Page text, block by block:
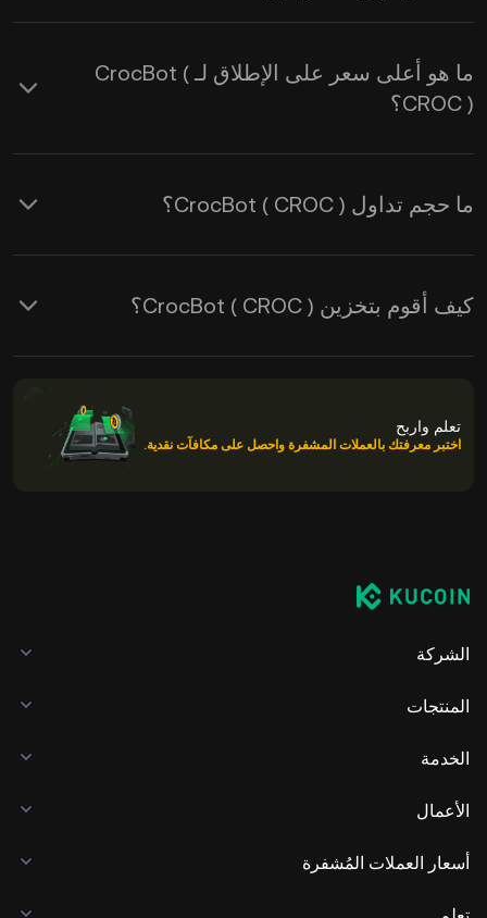
ما هو أعلى سعر على الإطلاق لـ CrocBot (
CROC )؟
ما حجم تداول CrocBot ( CROC )؟
كيف أقوم بتخزين CrocBot ( CROC )؟
تعلم واربح
اختبر معرفتك بالعملات المشفرة واحصل على مكافآت نقدية.
الشركة
المنتجات
الخدمة
الأعمال
أسعار العملات المُشفرة